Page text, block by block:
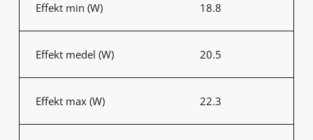
Effekt min (W) 18.8
Effekt medel (W) 20.5
Effekt max (W) 22.3